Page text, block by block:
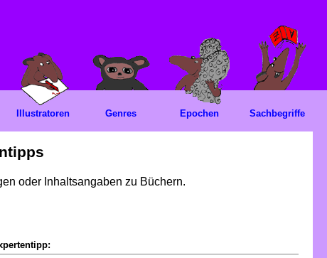
oder Inhaltsangaben zu Büchern.
Illustratoren Genres Epochen Sachbegriffe